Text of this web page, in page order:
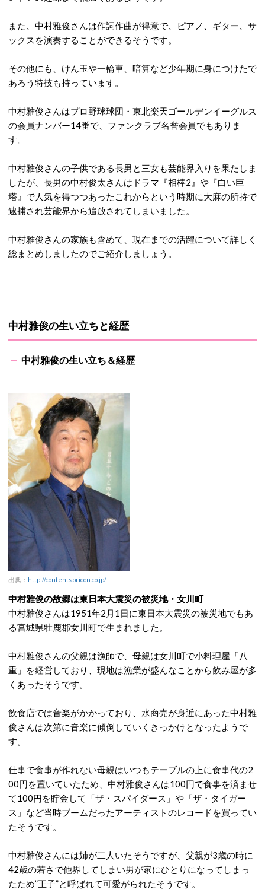
また、中村雅俊さんは作詞作曲が得意で、ピアノ、ギター、サ
ックスを演奏することができるそうです。
その他にも、けん玉や一輪車、暗算など少年期に身につけたで
あろう特技も持っています。
中村雅俊さんはプロ野球球団・東北楽天ゴールデンイーグルス
の会員ナンバー14番で、ファンクラブ名誉会員でもありま
す。
中村雅俊さんの子供である長男と三女も芸能界入りを果たしま
したが、長男の中村俊太さんはドラマ『相棒2』や『白い巨
塔』で人気を得つつあったこれからという時期に大麻の所持で
逮捕され芸能界から追放されてしまいました。
中村雅俊さんの家族も含めて、現在までの活躍について詳しく
総まとめしましたのでご紹介しましょう。
中村雅俊の生い立ちと経歴
中村雅俊の生い立ち＆経歴
出典： http://contents.oricon.co.jp/
中村雅俊の故郷は東日本大震災の被災地・女川町
中村雅俊さんは1951年2月1日に東日本大震災の被災地でもあ
る宮城県牡鹿郡女川町で生まれました。
中村雅俊さんの父親は漁師で、母親は女川町で小料理屋「八
重」を経営しており、現地は漁業が盛んなことから飲み屋が多
くあったそうです。
飲食店では音楽がかかっており、水商売が身近にあった中村雅
俊さんは次第に音楽に傾倒していくきっかけとなったようで
す。
仕事で食事が作れない母親はいつもテーブルの上に食事代の2
00円を置いていたため、中村雅俊さんは100円で食事を済ませ
て100円を貯金して「ザ・スパイダース」や「ザ・タイガー
ス」など当時ブームだったアーティストのレコードを買ってい
たそうです。
中村雅俊さんには姉が二人いたそうですが、父親が3歳の時に
42歳の若さで他界してしまい男が家にひとりになってしまっ
たため”王子”と呼ばれて可愛がられたそうです。